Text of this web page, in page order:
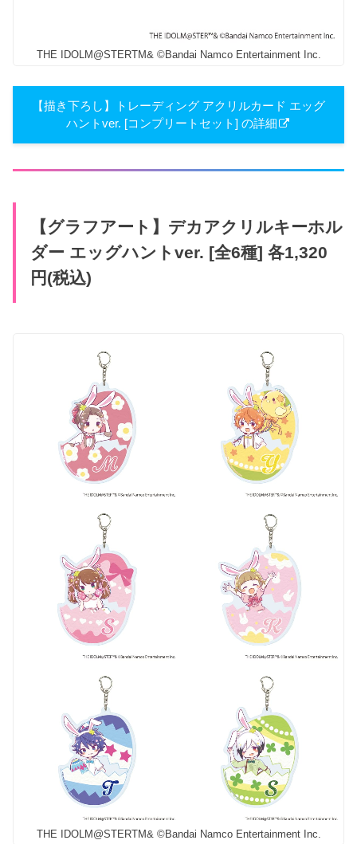
THE IDOLM@STERTM& ©Bandai Namco Entertainment Inc.
【描き下ろし】トレーディング アクリルカード エッグ
ハントver. [コンプリートセット] の詳細
【グラフアート】デカアクリルキーホル
ダー エッグハントver. [全6種] 各1,320
円(税込)
THE IDOLM@STERTM& ©Bandai Namco Entertainment Inc.